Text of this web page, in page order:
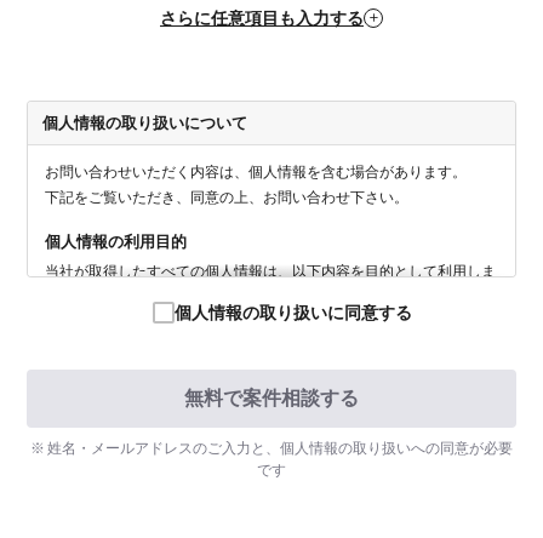
個人情報の取り扱いについて
お問い合わせいただく内容は、個人情報を含む場合があります。
下記をご覧いただき、同意の上、お問い合わせ下さい。
個人情報の利用目的
当社が取得したすべての個人情報は、以下内容を目的として利用しま
・当社の取り扱う個人情報に関する苦情・相談への対応のため
個人情報の提供
法令に基づく場合を除いて、取得した個人情報を第三者に提供するこ
個人情報の取り扱いに同意する
姓名・メールアドレスのご入力と、個人情報の取り扱いへの同意が必要
です